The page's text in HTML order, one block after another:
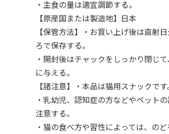
・主食の量は適宜調節する。
【原産国または製造地】日本
【保管方法】・お買い上げ後は直射
ろで保存する。
・開封後はチャックをしっかり閉じ
に与える。
【諸注意】・本品は猫用スナックで
・乳幼児、認知症の方などやペット
注意する。
・猫の食べ方や習性によっては、の